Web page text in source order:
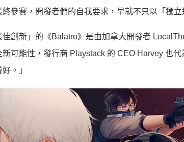
參賽，開發者們的自我要求，早就不只以「獨
創新」的《Balatro》是由加拿大開發者
可能性，發行商 Playstack 的 CEO Harvey 也
。」